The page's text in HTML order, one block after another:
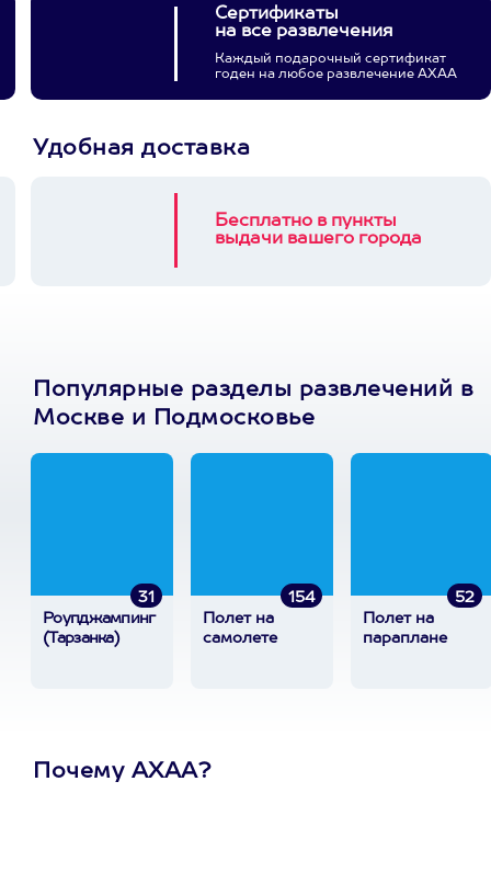
Сертификаты
на все развлечения
Каждый подарочный сертификат
годен на любое развлечение АХАА
Удобная доставка
Бесплатно в пункты
выдачи вашего города
Популярные разделы развлечений в
Москве и Подмосковье
31
Роупджампинг
(Тарзанка)
154
Полет на
самолете
52
Полет на
параплане
Почему АХАА?